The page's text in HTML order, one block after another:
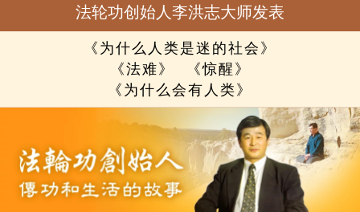
法轮功创始人李洪志大师发表
《为什么人类是迷的社会》
《法难》
《惊醒》
《为什么会有人类》